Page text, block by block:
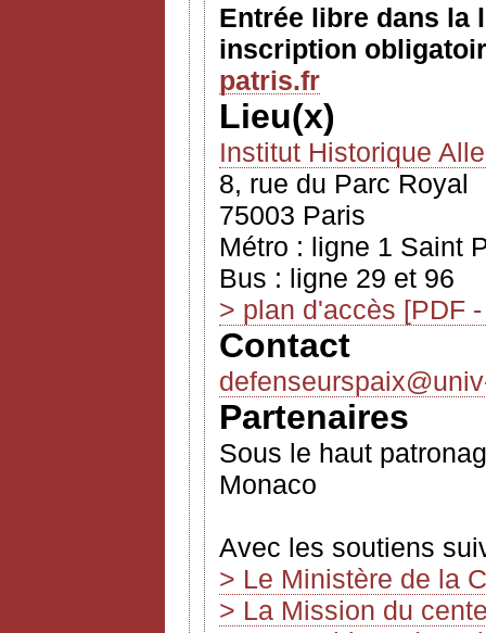
Entrée libre dans la
inscription
patris.fr
Lieu(x)
Institut Historique
8, rue du Parc Royal
75003 Paris
Métro : ligne 1 Saint
Bus : ligne 29 et 96
> plan d'accès [PDF
Contact
Partenaires
Sous le haut
Monaco
Avec les soutiens
> Le Ministère de la
> La Mission du